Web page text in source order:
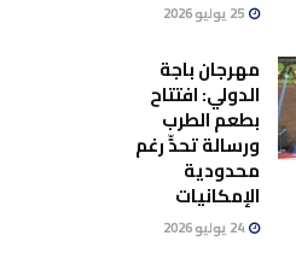
25 يوليو 2026
مهرجان باجة
الدولي: افتتاح
بطعم الطرب
ورسالة تحدٍّ رغم
محدودية
الإمكانيات
24 يوليو 2026